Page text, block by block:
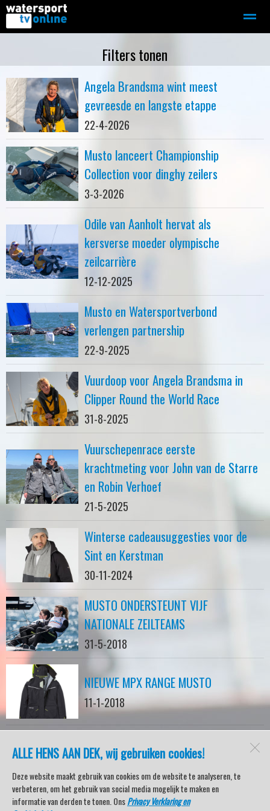
Motorboot-sloep Adverteren
Home
ALLE HENS AAN DEK, wij gebruiken cookies!
Deze website maakt gebruik van cookies om de website te analyseren, te
verbeteren, om het gebruik van social media mogelijk te maken en
informatie van derden te tonen. OnsPrivacy Verklaring en
Filters tonen
Angela Brandsma wint meest
gevreesde en langste etappe
22-4-2026
Musto lanceert Championship
Collection voor dinghy zeilers
3-3-2026
Odile van Aanholt hervat als
kersverse moeder olympische
zeilcarrière
12-12-2025
Musto en Watersportverbond
verlengen partnership
22-9-2025
Vuurdoop voor Angela Brandsma in
Clipper Round the World Race
31-8-2025
Vuurschepenrace eerste
krachtmeting voor John van de Starre
en Robin Verhoef
21-5-2025
Winterse cadeausuggesties voor de
Sint en Kerstman
30-11-2024
MUSTO ONDERSTEUNT VIJF
NATIONALE ZEILTEAMS
31-5-2018
NIEUWE MPX RANGE MUSTO
11-1-2018
watersport-tv
Lemmer